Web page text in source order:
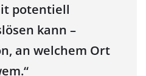
potentiell
kann –
an welchem Ort